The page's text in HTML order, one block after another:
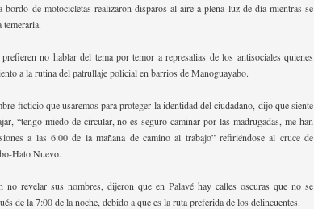
bordo de motocicletas realizaron disparos al aire a plena luz de día mientras se
temeraria.
no hablar del tema por temor a represalias de los antisociales quienes
a la rutina del patrullaje policial en barrios de Manoguayabo.
ficticio que usaremos para proteger la identidad del ciudadano, dijo que siente
“tengo miedo de circular, no es seguro caminar por las madrugadas, me han
a las 6:00 de la mañana de camino al trabajo” refiriéndose al cruce de
Hato Nuevo.
no revelar sus nombres, dijeron que en Palavé hay calles oscuras que no se
de la 7:00 de la noche, debido a que es la ruta preferida de los delincuentes.